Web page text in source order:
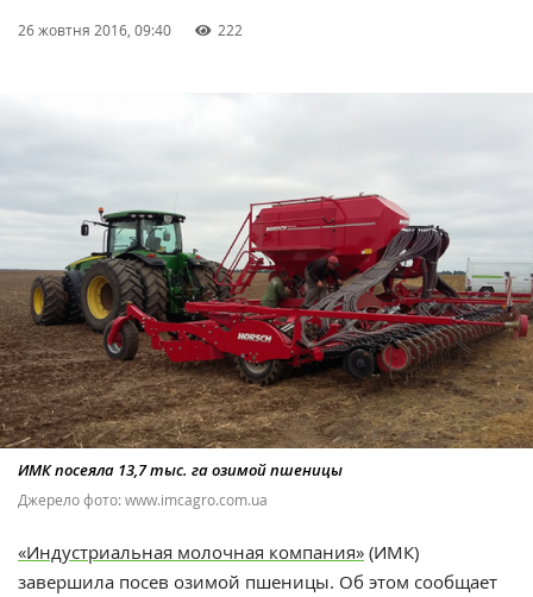
26 жовтня 2016, 09:40 222
ИМК посеяла 13,7 тыс. га озимой пшеницы
Джерело фото: www.imcagro.com.ua
«Индустриальная молочная компания» (ИМК)
завершила посев озимой пшеницы. Об этом сообщает